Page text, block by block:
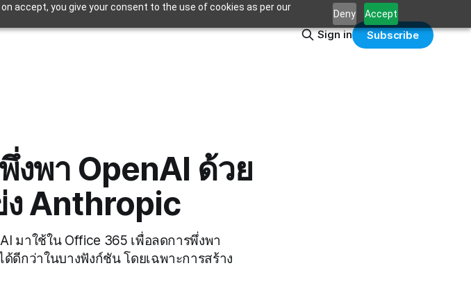
accept, you give your consent to the use of cookies as per our
Deny Accept
Sign in Subscribe
พา OpenAI ด้วย
Anthropic
มาใช้ใน Office 365 เพื่อลดการพึ่งพา
ดีกว่าในบางฟังก์ชัน โดยเฉพาะการสร้าง